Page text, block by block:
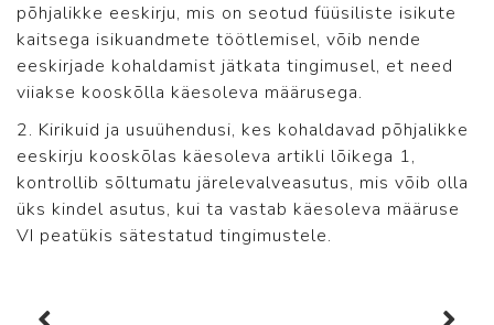
põhjalikke eeskirju, mis on seotud füüsiliste isikute
kaitsega isikuandmete töötlemisel, võib nende
eeskirjade kohaldamist jätkata tingimusel, et need
viiakse kooskõlla käesoleva määrusega.
2. Kirikuid ja usuühendusi, kes kohaldavad põhjalikke
eeskirju kooskõlas käesoleva artikli lõikega 1,
kontrollib sõltumatu järelevalveasutus, mis võib olla
üks kindel asutus, kui ta vastab käesoleva määruse
VI peatükis sätestatud tingimustele.